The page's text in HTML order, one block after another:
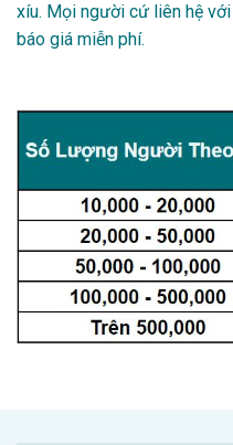
xíu. Mọi người cứ liên hệ
báo giá miễn phí.